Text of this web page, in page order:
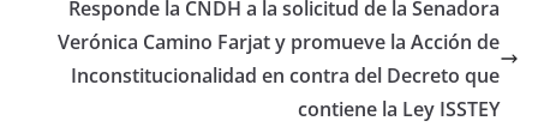
Responde la CNDH a la solicitud de la Senadora
Verónica Camino Farjat y promueve la Acción de
Inconstitucionalidad en contra del Decreto que
contiene la Ley ISSTEY